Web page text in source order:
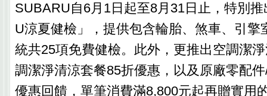
SUBARU自6月1日起至8月31日止，特別
U涼夏健檢」，提供包含輪胎、煞車、引擎
統共25項免費健檢。此外，更推出空調潔
調潔淨清涼套餐85折優惠，以及原廠零配
優惠回饋，單筆消費滿8,800元起再贈實用